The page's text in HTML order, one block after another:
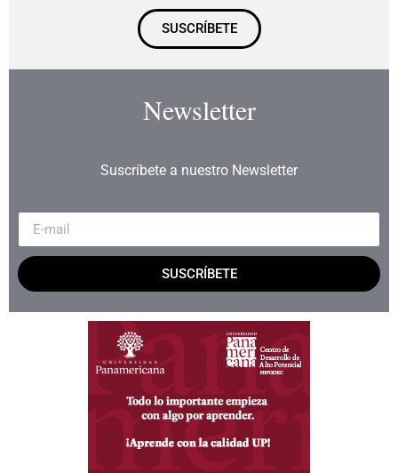
SUSCRÍBETE
Newsletter
Suscríbete a nuestro Newsletter
SUSCRÍBETE